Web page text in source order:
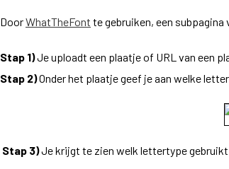
DoorWhatTheFont te gebruiken, een subpagina
Stap 1)Je uploadt een plaatje of URL van een
Stap 2)Onder het plaatje geef je aan welke
Stap 3)Je krijgt te zien welk lettertype